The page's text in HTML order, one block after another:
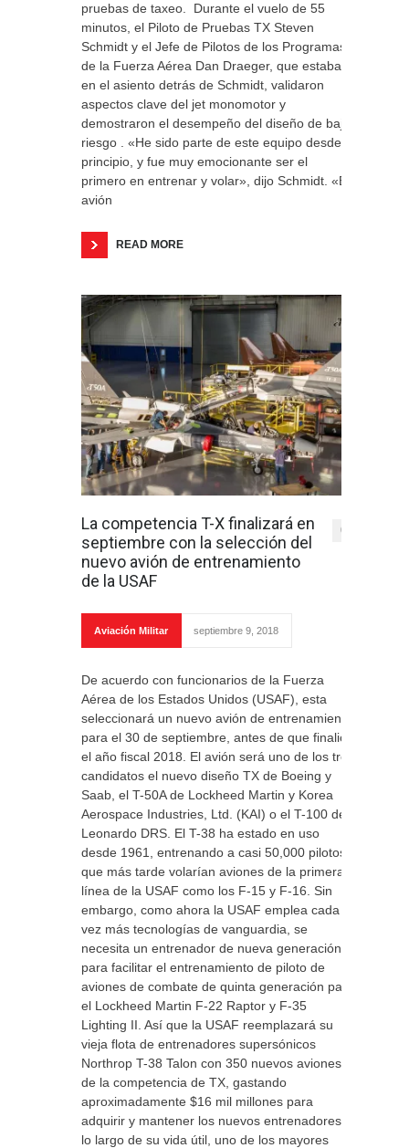
pruebas de taxeo. Durante el vuelo de 55
minutos, el Piloto de Pruebas TX Steven
Schmidt y el Jefe de Pilotos de los Programas
de la Fuerza Aérea Dan Draeger, que estaba
en el asiento detrás de Schmidt, validaron
aspectos clave del jet monomotor y
demostraron el desempeño del diseño de bajo
riesgo . «He sido parte de este equipo desde el
principio, y fue muy emocionante ser el
primero en entrenar y volar», dijo Schmidt. «El
avión
READ MORE
La competencia T-X finalizará en
septiembre con la selección del
nuevo avión de entrenamiento
de la USAF
0
Aviación Militar septiembre 9, 2018
De acuerdo con funcionarios de la Fuerza
Aérea de los Estados Unidos (USAF), esta
seleccionará un nuevo avión de entrenamiento
para el 30 de septiembre, antes de que finalice
el año fiscal 2018. El avión será uno de los tres
candidatos el nuevo diseño TX de Boeing y
Saab, el T-50A de Lockheed Martin y Korea
Aerospace Industries, Ltd. (KAI) o el T-100 de
Leonardo DRS. El T-38 ha estado en uso
desde 1961, entrenando a casi 50,000 pilotos
que más tarde volarían aviones de la primera
línea de la USAF como los F-15 y F-16. Sin
embargo, como ahora la USAF emplea cada
vez más tecnologías de vanguardia, se
necesita un entrenador de nueva generación
para facilitar el entrenamiento de piloto de
aviones de combate de quinta generación para
el Lockheed Martin F-22 Raptor y F-35
Lighting II. Así que la USAF reemplazará su
vieja flota de entrenadores supersónicos
Northrop T-38 Talon con 350 nuevos aviones
de la competencia de TX, gastando
aproximadamente $16 mil millones para
adquirir y mantener los nuevos entrenadores a
lo largo de su vida útil, uno de los mayores